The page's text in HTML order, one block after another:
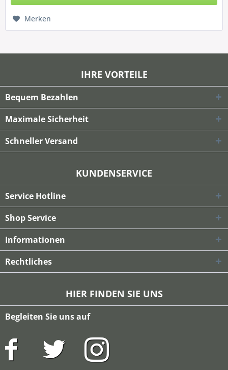
Merken
IHRE VORTEILE
Bequem Bezahlen
Maximale Sicherheit
Schneller Versand
KUNDENSERVICE
Service Hotline
Shop Service
Informationen
Rechtliches
HIER FINDEN SIE UNS
Begleiten Sie uns auf